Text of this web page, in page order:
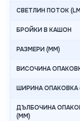
СВЕТЛИН ПОТОК
БРОЙКИ В КАШОН
РАЗМЕРИ (MM)
ВИСОЧИНА
ШИРИНА ОПАКОВКА
ДЪЛБОЧИНА
(MM)